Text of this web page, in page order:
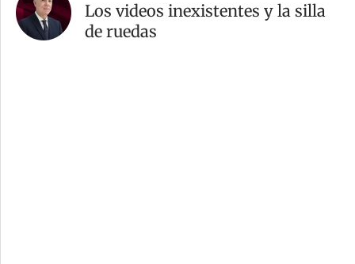
Los videos inexistentes y la silla
de ruedas